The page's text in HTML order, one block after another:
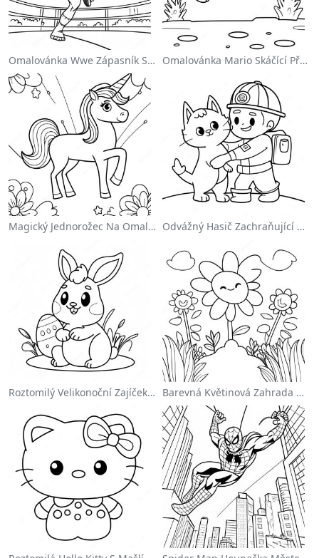
Omalovánka Wwe Zápasník Skáčící Na Protivníka Omalovánka Mario Skáčící Přes Goombas
Magický Jednorožec Na Omalovánce S Duhou Odvážný Hasič Zachraňující Kočku Omalovánka
Roztomilý Velikonoční Zajíček Na Omalovánce Barevná Květinová Zahrada Na Omalovánce